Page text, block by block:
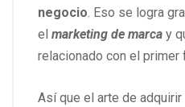
negocio. Eso se logra
el marketing de marca y
relacionado con el primer
Así que el arte de